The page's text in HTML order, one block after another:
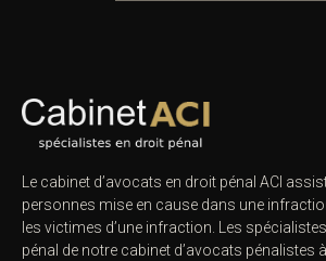
Le cabinet d’avocats en droit pénal ACI
personnes mise en cause dans une
les victimes d’une infraction. Les
pénal de notre cabinet d’avocats pénalistes